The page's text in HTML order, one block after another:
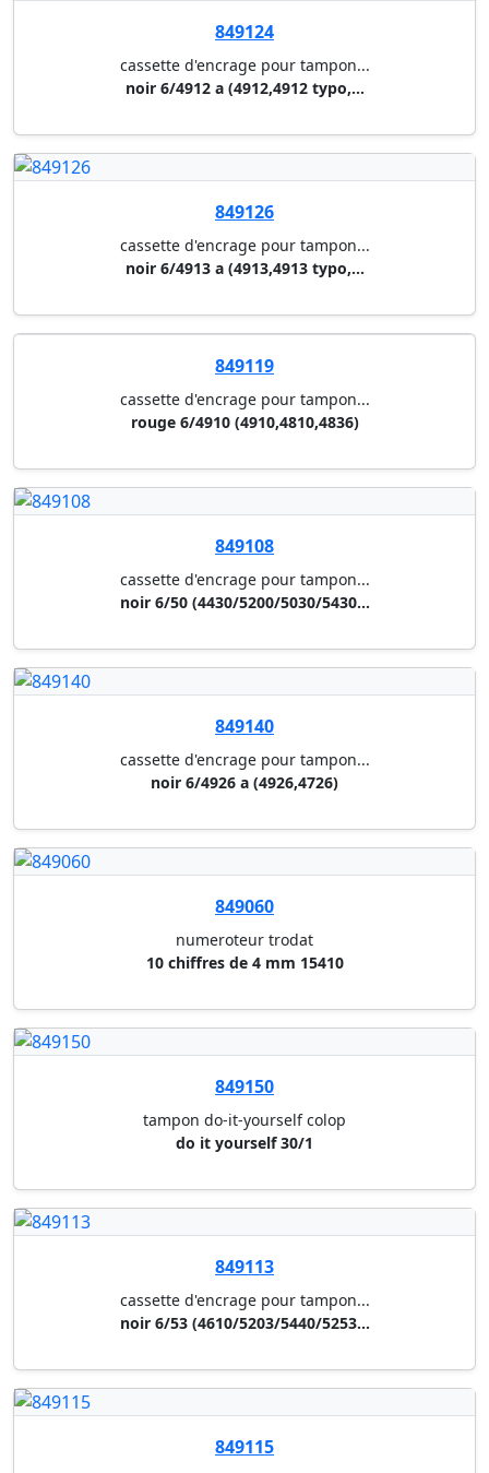
cassette d'encrage pour tampon...
noir 6/4913 a (4913,4913 typo,...
849119
rouge 6/4910 (4910,4810,4836)
849108
noir 6/50 (4430/5200/5030/5430...
849140
noir 6/4926 a (4926,4726)
numeroteur trodat
10 chiffres de 4 mm 15410
849150
do it yourself 30/1
cassette d'encrage pour tampon...
849115
cassette d'encrage pour tampon...
noir 6/46030
849117
cassette d'encrage pour tampon...
noir 6/4750 (4941(4760),4755,4...
849114
cassette d'encrage pour tampon...
rouge 6/53 (4610/5203/5440/525...